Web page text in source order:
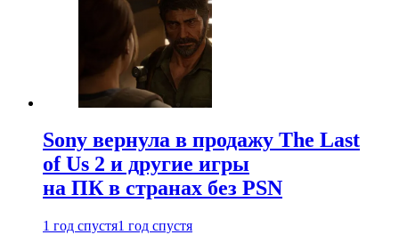
Sony вернула в продажу The Last
of Us 2 и другие игры
на ПК в странах без PSN
1 год спустя1 год спустя